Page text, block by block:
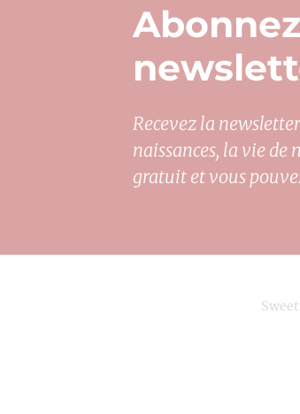
Recevez la
naissances, la vie de
gratuit et vous